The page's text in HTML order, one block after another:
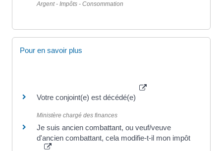
Argent - Impôts - Consommation
Pour en savoir plus
Votre conjoint(e) est décédé(e)
Ministère chargé des finances
Je suis ancien combattant, ou veuf/veuve
d'ancien combattant, cela modifie-t-il mon impôt